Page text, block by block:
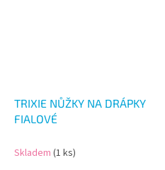
TRIXIE NŮŽKY NA DRÁPKY
FIALOVÉ
Skladem (1 ks)